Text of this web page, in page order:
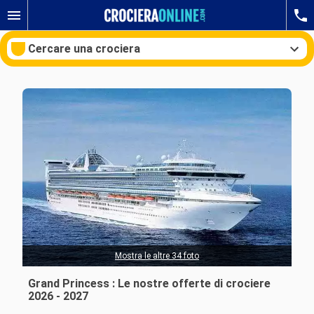
Cercare una crociera
Le nostre destinazioni
Mesi di partenza
Porti Compagnie
Ricerca
Grand Princess : Le nostre offerte di crociere
2026 - 2027
Mostra le altre 34 foto